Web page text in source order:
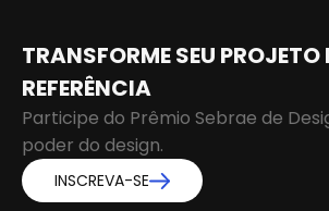
TRANSFORME SEU PROJETO
REFERÊNCIA
Participe do Prêmio Sebrae de
poder do design.
INSCREVA-SE